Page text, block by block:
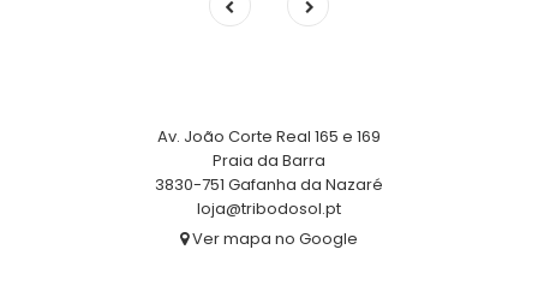
Av. João Corte Real 165 e 169
Praia da Barra
3830-751 Gafanha da Nazaré
loja@tribodosol.pt
Ver mapa no Google